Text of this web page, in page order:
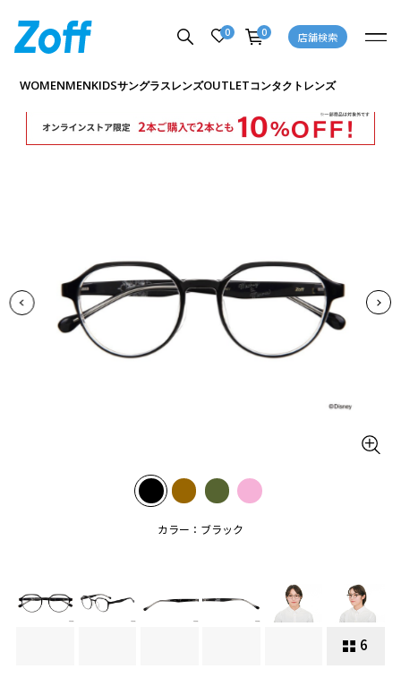
0 0 店舗検索
WOMENMENKIDSサングラスレンズOUTLETコンタクトレンズ
カラー：ブラック
6
商品詳細ページへ